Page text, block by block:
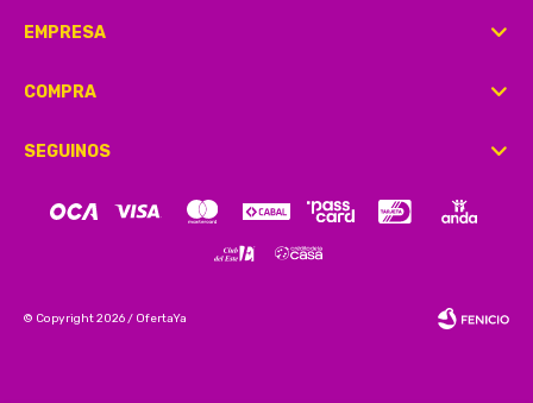
EMPRESA
COMPRA
SEGUINOS
© Copyright 2026 / OfertaYa